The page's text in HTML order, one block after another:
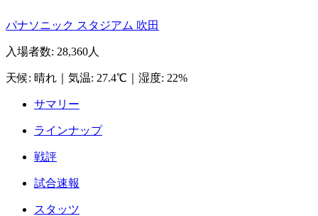
パナソニック スタジアム 吹田
入場者数: 28,360人
天候: 晴れ 気温: 27.4℃ 湿度: 22%
サマリー
ラインナップ
戦評
試合速報
スタッツ